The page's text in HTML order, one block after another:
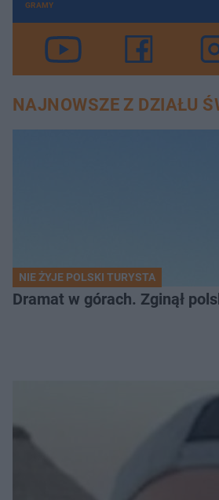
GRAMY
NAJNOWSZE Z DZIAŁU
NIE ŻYJE POLSKI TURYSTA
Dramat w górach. Zginął